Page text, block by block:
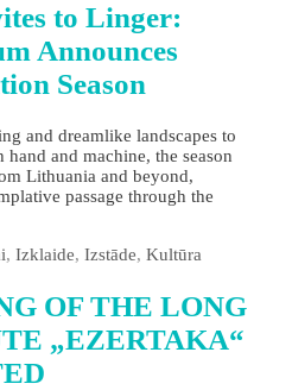
to Linger:
Announces
Season
and dreamlike landscapes to
and machine, the season
Lithuania and beyond,
passage through the
, Izklaide, Izstāde, Kultūra
OF THE LONG
„EZERTAKA“